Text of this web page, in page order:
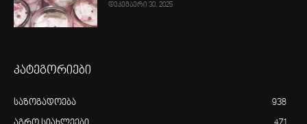
დეკემბერი 30, 2025
კატეგორიები
საზოგადოება 938